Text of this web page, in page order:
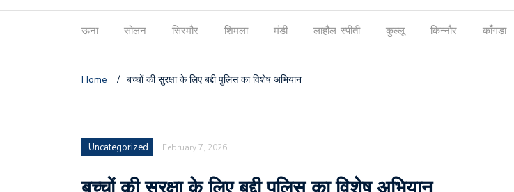
ऊना सोलन सिरमौर शिमला मंडी लाहौल-स्पीती कुल्लू किन्नौर काँगड़ा
Home / बच्चों की सुरक्षा के लिए बद्दी पुलिस का विशेष अभियान
Uncategorized February 7, 2026